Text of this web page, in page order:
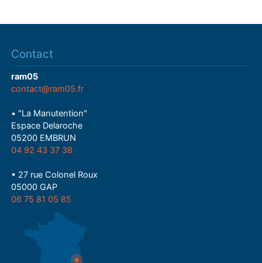
Contact
ram05
contact@ram05.fr
• "La Manutention"
Espace Delaroche
05200 EMBRUN
04 92 43 37 38
• 27 rue Colonel Roux
05000 GAP
06 75 81 05 85